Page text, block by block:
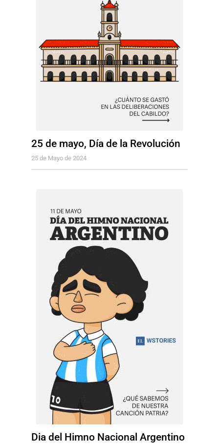
25 de mayo, Día de la Revolución
25 de Mayo de 2024
Dia del Himno Nacional Argentino